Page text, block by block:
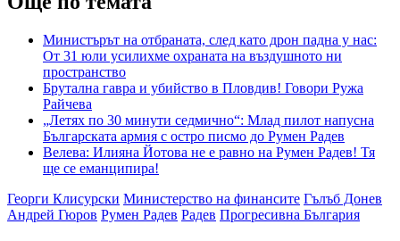
Министърът на отбраната, след като дрон падна у нас:
От 31 юли усилихме охраната на въздушното ни
пространство
Брутална гавра и убийство в Пловдив! Говори Ружа
Райчева
„Летях по 30 минути седмично“: Млад пилот напусна
Българската армия с остро писмо до Румен Радев
Велева: Илияна Йотова не е равно на Румен Радев! Тя
ще се еманципира!
Георги Клисурски Министерство на финансите Гълъб Донев
Андрей Гюров Румен Радев Радев Прогресивна България